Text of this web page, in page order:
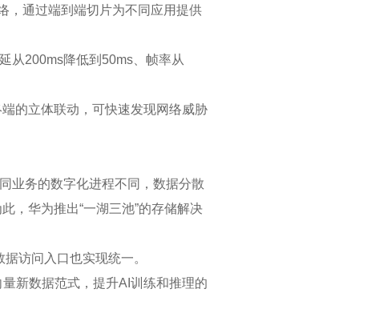
，通过端到端切片为不同应用提供
从200ms降低到50ms、帧率从
的立体联动，可快速发现网络威胁
业务的数字化进程不同，数据分散
，华为推出“一湖三池”的存储解决
访问入口也实现统一。
新数据范式，提升AI训练和推理的